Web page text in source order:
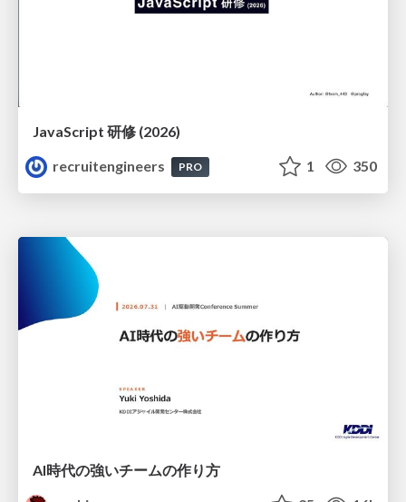
JavaScript 研修 (2026)
recruitengineers
PRO 1 350
AI時代の強いチームの作り方